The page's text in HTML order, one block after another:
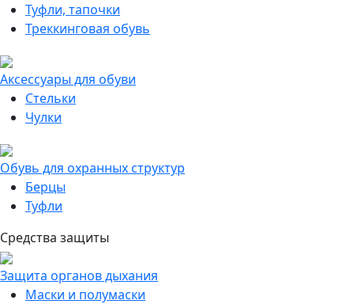
Туфли, тапочки
Треккинговая обувь
Аксессуары для обуви
Стельки
Чулки
Обувь для охранных структур
Берцы
Туфли
Средства защиты
Защита органов дыхания
Маски и полумаски